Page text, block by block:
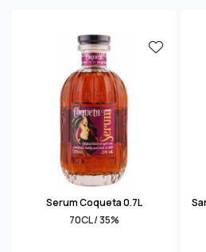
Serum Coqueta 0.7L
70CL / 35%